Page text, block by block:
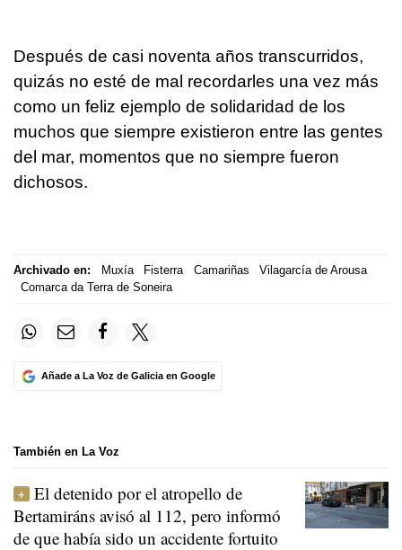
Después de casi noventa años transcurridos,
quizás no esté de mal recordarles una vez más
como un feliz ejemplo de solidaridad de los
muchos que siempre existieron entre las gentes
del mar, momentos que no siempre fueron
dichosos.
Archivado en: Muxía Fisterra Camariñas
Vilagarcía de Arousa
Comarca da Terra de Soneira
Añade a La Voz de Galicia en Google
También en La Voz
El detenido por el atropello de
Bertamiráns avisó al 112, pero informó
de que había sido un accidente fortuito